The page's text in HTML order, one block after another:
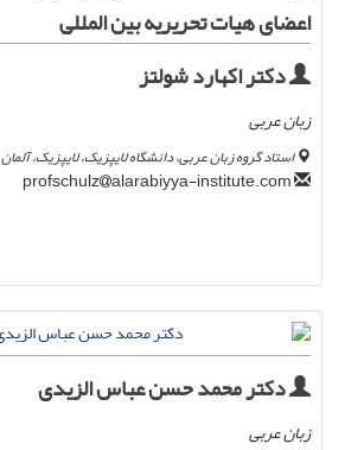
اعضای هیات تحریریه بین المللی
دکتر اکهارد شولتز
زبان عربی
استاد گروه زبان عربی، دانشگاه لایپزیک، لایپزیک، آلمان
alarabiyya-institute.com
دکتر محمد حسن عباس الزیدی
زبان عربی